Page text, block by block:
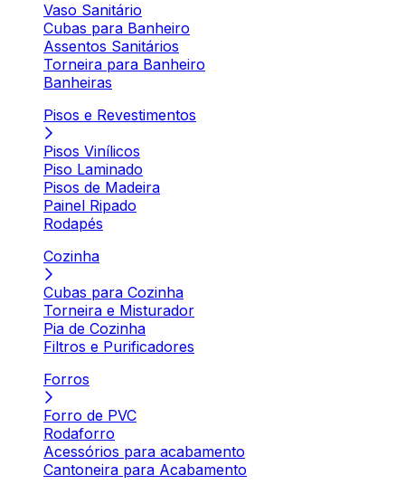
Vaso Sanitário
Cubas para Banheiro
Assentos Sanitários
Torneira para Banheiro
Banheiras
Pisos e Revestimentos
Pisos Vinílicos
Piso Laminado
Pisos de Madeira
Painel Ripado
Rodapés
Cozinha
Cubas para Cozinha
Torneira e Misturador
Pia de Cozinha
Filtros e Purificadores
Forros
Forro de PVC
Rodaforro
Acessórios para acabamento
Cantoneira para Acabamento